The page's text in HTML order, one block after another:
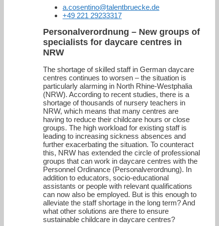
a.cosentino@talentbruecke.de
+49 221 29233317
Personalverordnung – New groups of
specialists for daycare centres in
NRW
The shortage of skilled staff in German daycare
centres continues to worsen – the situation is
particularly alarming in North Rhine-Westphalia
(NRW). According to recent studies, there is a
shortage of thousands of nursery teachers in
NRW, which means that many centres are
having to reduce their childcare hours or close
groups. The high workload for existing staff is
leading to increasing sickness absences and
further exacerbating the situation. To counteract
this, NRW has extended the circle of professional
groups that can work in daycare centres with the
Personnel Ordinance (Personalverordnung). In
addition to educators, socio-educational
assistants or people with relevant qualifications
can now also be employed. But is this enough to
alleviate the staff shortage in the long term? And
what other solutions are there to ensure
sustainable childcare in daycare centres?